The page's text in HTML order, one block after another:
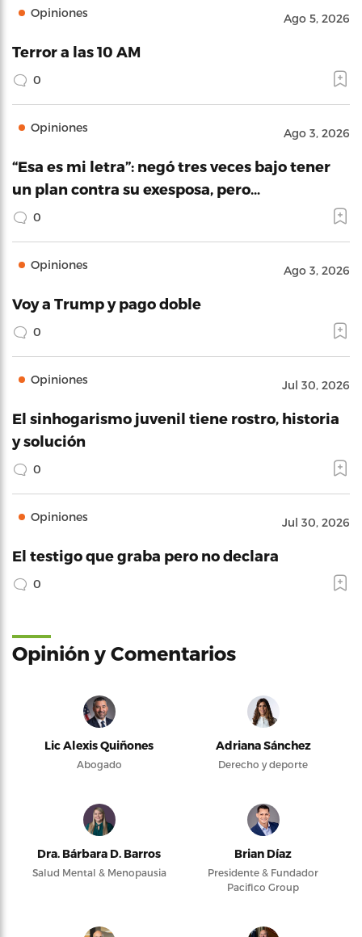
Opiniones Ago 5, 2026
Terror a las 10 AM
0
Opiniones Ago 3, 2026
“Esa es mi letra”: negó tres veces bajo tener
un plan contra su exesposa, pero…
0
Opiniones Ago 3, 2026
Voy a Trump y pago doble
0
Opiniones Jul 30, 2026
El sinhogarismo juvenil tiene rostro, historia
y solución
0
Opiniones Jul 30, 2026
El testigo que graba pero no declara
0
Opinión y Comentarios
Lic Alexis Quiñones
Abogado
Adriana Sánchez
Derecho y deporte
Dra. Bárbara D. Barros
Salud Mental & Menopausia
Brian Díaz
Presidente & Fundador
Pacifico Group